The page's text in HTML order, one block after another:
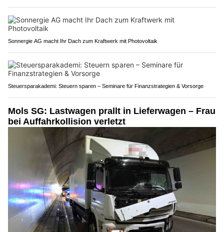
Sonnergie AG macht Ihr Dach zum Kraftwerk mit Photovoltaik
Steuersparakademi: Steuern sparen – Seminare für Finanzstrategien & Vorsorge
Mols SG: Lastwagen prallt in Lieferwagen – Frau
bei Auffahrkollision verletzt